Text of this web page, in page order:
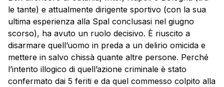
le tante) e attualmente dirigente sportivo (con la sua
ultima esperienza alla Spal conclusasi nel giugno
scorso), ha avuto un ruolo decisivo. È riuscito a
disarmare quell’uomo in preda a un delirio omicida e
mettere in salvo chissà quante altre persone. Perché
l’intento illogico di quell’azione criminale è stato
confermato dai 5 feriti e da quel commesso colpito alla